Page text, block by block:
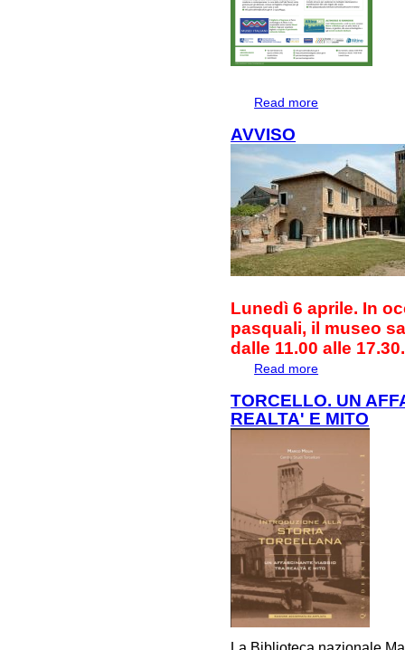
Read more
AVVISO
Lunedì 6 aprile. In
pasquali, il museo
dalle 11.00 alle 17.30.
Read more
TORCELLO. UN
REALTA' E MITO